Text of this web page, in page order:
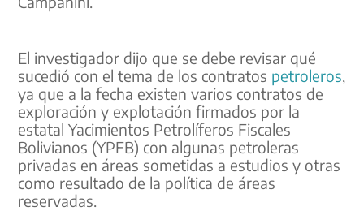
El investigador dijo que se debe revisar qué
sucedió con el tema de los contratos petroleros,
ya que a la fecha existen varios contratos de
exploración y explotación firmados por la
estatal Yacimientos Petrolíferos Fiscales
Bolivianos (YPFB) con algunas petroleras
privadas en áreas sometidas a estudios y otras
como resultado de la política de áreas
reservadas.